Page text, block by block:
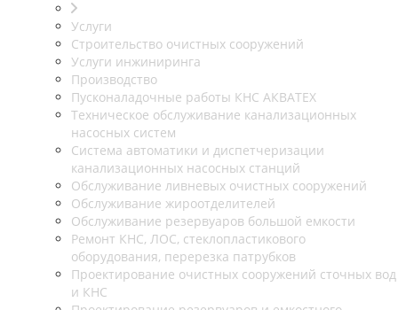
Услуги
Строительство очистных сооружений
Услуги инжиниринга
Производство
Пусконаладочные работы КНС АКВАТЕХ
Техническое обслуживание канализационных
насосных систем
Система автоматики и диспетчеризации
канализационных насосных станций
Обслуживание ливневых очистных сооружений
Обслуживание жироотделителей
Обслуживание резервуаров большой емкости
Ремонт КНС, ЛОС, стеклопластикового
оборудования, перерезка патрубков
Проектирование очистных сооружений сточных вод
и КНС